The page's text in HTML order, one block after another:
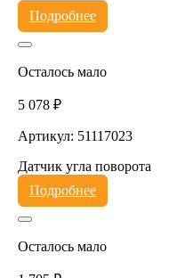
Подробнее
Осталось мало
5 078 ₽
Артикул: 51117023
Датчик угла поворота
Подробнее
Осталось мало